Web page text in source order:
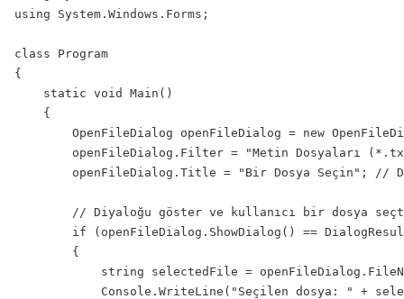
using System.Windows.Forms;
class Program
{
    static void Main()
    {
OpenFileDialog openFileDialog = new
openFileDialog.Filter = "Metin Dosyaları
openFileDialog.Title = "Bir Dosya Seçin"; //
// Diyaloğu göster ve kullanıcı bir dosya
if (openFileDialog.ShowDialog() ==
        {
string selectedFile =
Console.WriteLine("Seçilen dosya: " +